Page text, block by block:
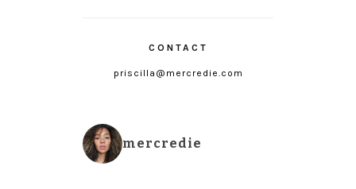
CONTACT
priscilla@mercredie.com
mercredie